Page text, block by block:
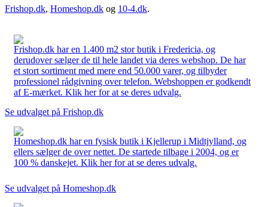
Frishop.dk, Homeshop.dk og 10-4.dk.
Frishop.dk har en 1.400 m2 stor butik i Fredericia, og
derudover sælger de til hele landet via deres webshop. De har
et stort sortiment med mere end 50.000 varer, og tilbyder
professionel rådgivning over telefon. Webshoppen er godkendt
af E-mærket. Klik her for at se deres udvalg.
Se udvalget på Frishop.dk
Homeshop.dk har en fysisk butik i Kjellerup i Midtjylland, og
ellers sælger de over nettet. De startede tilbage i 2004, og er
100 % danskejet. Klik her for at se deres udvalg.
Se udvalget på Homeshop.dk